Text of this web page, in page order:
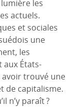
les
actuels.
et sociales
une
les
aux États-
trouvé une
de capitalisme.
n’y paraît ?